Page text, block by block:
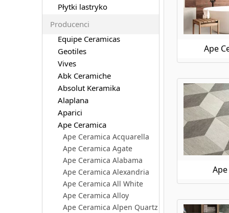
Ape
Płytki lastryko
Producenci
Equipe Ceramicas
Geotiles
Vives
Abk Ceramiche
Absolut Keramika
Alaplana
Aparici
Ape Ceramica
Ape Ceramica Acquarella
Ape Ceramica Agate
Ape Ceramica Alabama
Ape Ceramica Alexandria
Ape Ceramica All White
Ape Ceramica Alloy
Ape Ceramica Alpen Quartz